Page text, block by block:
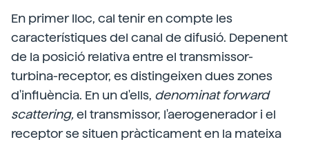
En primer lloc, cal tenir en compte les
característiques del canal de difusió. Depenent
de la posició relativa entre el transmissor-
turbina-receptor, es distingeixen dues zones
d'influència. En un d'ells, denominat forward
scattering,el transmissor, l'aerogenerador i el
receptor se situen pràcticament en la mateixa